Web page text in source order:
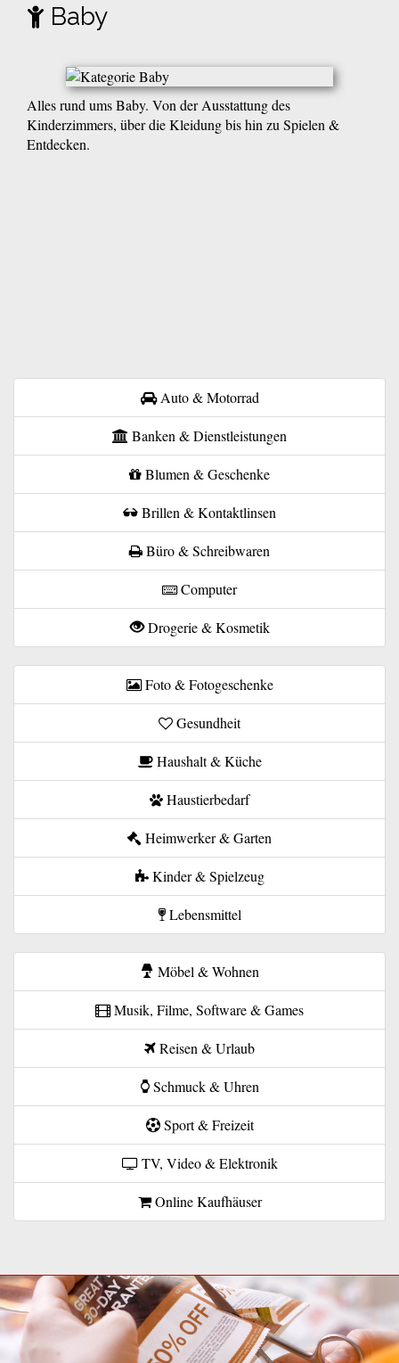
Baby
Alles rund ums Baby. Von der Ausstattung des
Kinderzimmers, über die Kleidung bis hin zu Spielen &
Entdecken.
Auto & Motorrad
Banken & Dienstleistungen
Blumen & Geschenke
Brillen & Kontaktlinsen
Büro & Schreibwaren
Computer
Drogerie & Kosmetik
Foto & Fotogeschenke
Gesundheit
Haushalt & Küche
Haustierbedarf
Heimwerker & Garten
Kinder & Spielzeug
Lebensmittel
Möbel & Wohnen
Musik, Filme, Software & Games
Reisen & Urlaub
Schmuck & Uhren
Sport & Freizeit
TV, Video & Elektronik
Online Kaufhäuser